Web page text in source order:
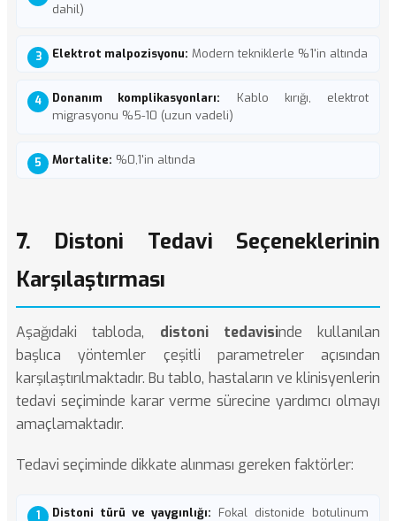
dahil)
Elektrot malpozisyonu: Modern tekniklerle %1'in altında
Donanım komplikasyonları: Kablo kırığı, elektrot
migrasyonu %5-10 (uzun vadeli)
Mortalite: %0,1'in altında
7. Distoni Tedavi Seçeneklerinin
Karşılaştırması
Aşağıdaki tabloda, distoni tedavisinde kullanılan
başlıca yöntemler çeşitli parametreler açısından
karşılaştırılmaktadır. Bu tablo, hastaların ve klinisyenlerin
tedavi seçiminde karar verme sürecine yardımcı olmayı
amaçlamaktadır.
Tedavi seçiminde dikkate alınması gereken faktörler:
Distoni türü ve yaygınlığı: Fokal distonide botulinum